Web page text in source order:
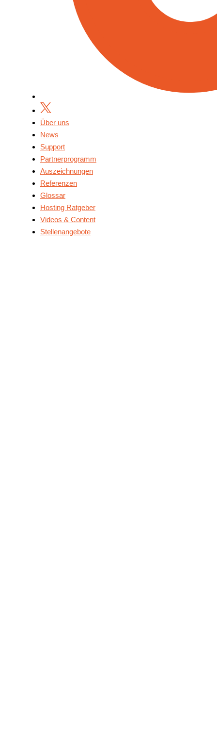
Über uns
News
Support
Partnerprogramm
Auszeichnungen
Referenzen
Glossar
Hosting Ratgeber
Videos & Content
Stellenangebote